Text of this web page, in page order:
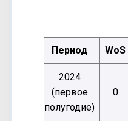
Период WoS
2024
(первое
полугодие)
0